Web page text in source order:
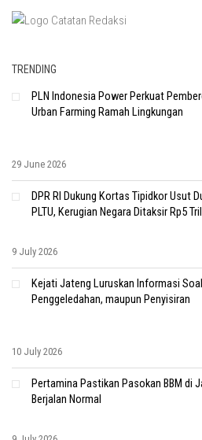
TRENDING
PLN Indonesia Power Perkuat
Urban Farming Ramah Lingkungan
29 June 2026
DPR RI Dukung Kortas Tipidkor Usut
PLTU, Kerugian Negara Ditaksir Rp5
9 July 2026
Kejati Jateng Luruskan Informasi Soal
Penggeledahan, maupun Penyisiran
10 July 2026
Pertamina Pastikan Pasokan BBM di
Berjalan Normal